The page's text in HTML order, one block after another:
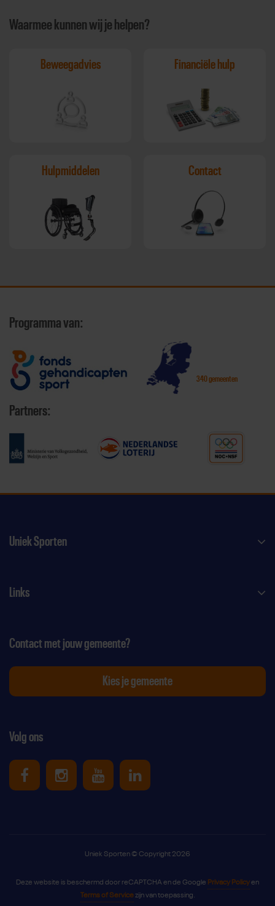
Waarmee kunnen wij je helpen?
Beweegadvies Financiële hulp
Hulpmiddelen Contact
Programma van:
340 gemeenten
Partners:
Uniek Sporten
Links
Volg ons
Uniek Sporten op Facebook
Uniek Sporten op Instagram
Uniek Sporten op Youtube
Uniek Sporten op
Contact met jouw gemeente?
Kies je gemeente
Uniek Sporten © Copyright 2026
Deze website is beschermd door reCAPTCHA en de Google Privacy Policyen
Terms of Servicezijn van toepassing.